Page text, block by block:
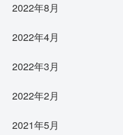
2022年8月
2022年4月
2022年3月
2022年2月
2021年5月